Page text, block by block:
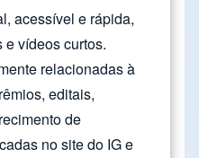
acessível e rápida,
e vídeos curtos.
relacionadas à
editais,
de
no site do IG e